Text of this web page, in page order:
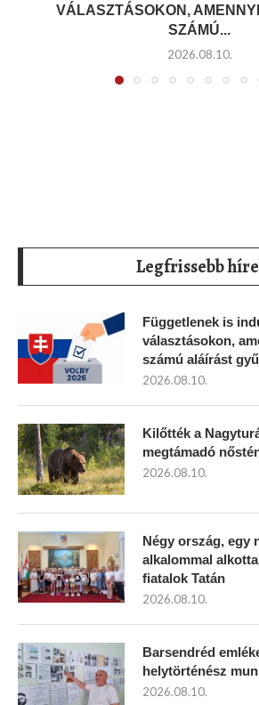
VÁLASZTÁSOKON,
SZÁMÚ...
2026.08.10.
Legfrissebb
Függetlenek is
választásokon,
számú aláírást
2026.08.10.
Kilőtték a
megtámadó
2026.08.10.
Négy ország, egy
alkalommal
fiatalok Tatán
2026.08.10.
Barsendréd
helytörténész
2026.08.10.